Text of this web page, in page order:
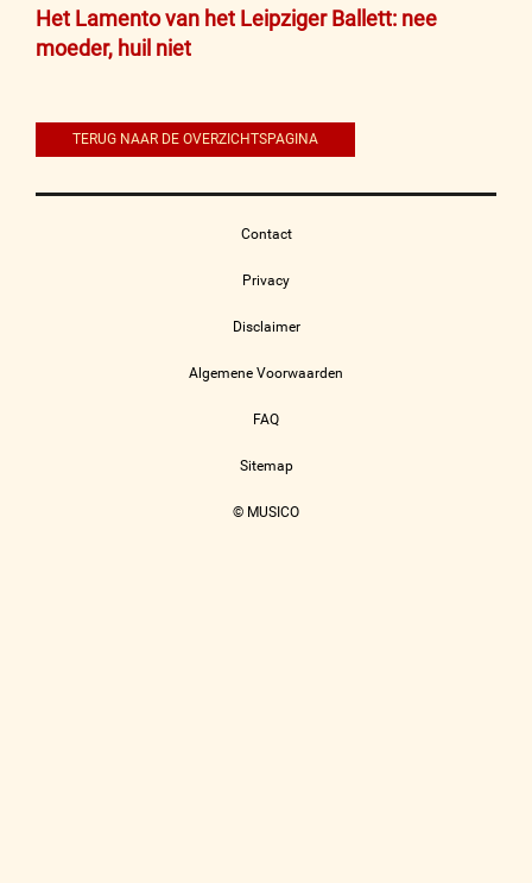
Bericht
navigatie
Het Lamento van het Leipziger Ballett: nee
moeder, huil niet
TERUG NAAR DE OVERZICHTSPAGINA
Contact
Privacy
Disclaimer
Algemene Voorwaarden
FAQ
Sitemap
© MUSICO